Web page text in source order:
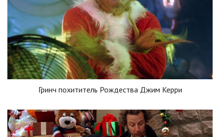
Гринч похититель Рождества Джим Керри